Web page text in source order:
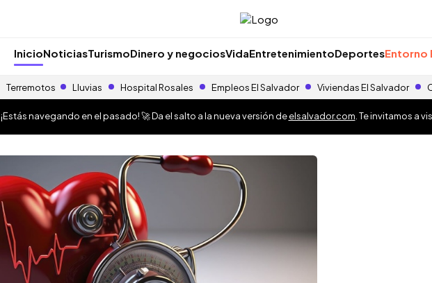
InicioNoticiasTurismoDinero y negociosVidaEntretenimientoDeportesEntorno
Terremotos Lluvias Hospital Rosales Empleos El Salvador Viviendas El Salvador
¡Estás navegando en el pasado! 🚀 Da el salto a la nueva versión deelsalvador.com . Te invitamos a